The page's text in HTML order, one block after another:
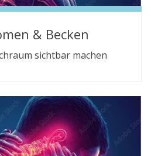
& Becken
sichtbar machen